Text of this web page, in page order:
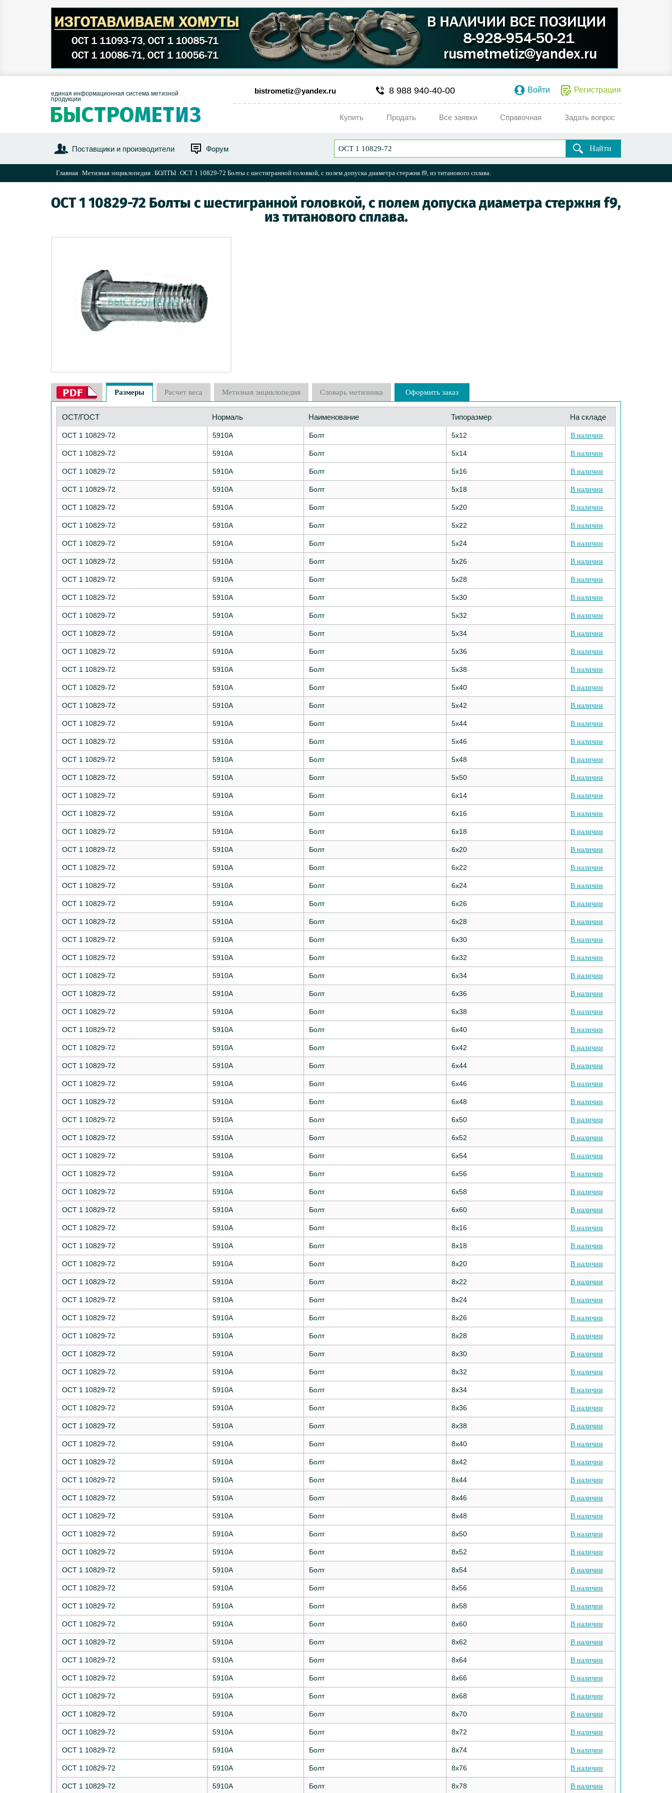
единая информационная система метизной
продукции
bistrometiz@yandex.ru 8 988 940-40-00 Войти Регистрация
Купить Продать Все заявки Справочная Задать вопрос
Поставщики и производители Форум Найти
Главная Метизная энциклопедия БОЛТЫ ОСТ 1 10829-72 Болты с шестигранной головкой, с полем допуска диаметра стержня f9, из титанового сплава.
ОСТ 1 10829-72 Болты с шестигранной головкой, с полем допуска диаметра стержня f9,
из титанового сплава.
Размеры Расчет веса Метизная энциклопедия Словарь метизника Оформить заказ
ОСТ/ГОСТ Нормаль Наименование Типоразмер На складе
ОСТ 1 10829-72 5910А Болт 5х12 В наличии
ОСТ 1 10829-72 5910А Болт 5х14 В наличии
ОСТ 1 10829-72 5910А Болт 5х16 В наличии
ОСТ 1 10829-72 5910А Болт 5х18 В наличии
ОСТ 1 10829-72 5910А Болт 5х20 В наличии
ОСТ 1 10829-72 5910А Болт 5х22 В наличии
ОСТ 1 10829-72 5910А Болт 5х24 В наличии
ОСТ 1 10829-72 5910А Болт 5х26 В наличии
ОСТ 1 10829-72 5910А Болт 5х28 В наличии
ОСТ 1 10829-72 5910А Болт 5х30 В наличии
ОСТ 1 10829-72 5910А Болт 5х32 В наличии
ОСТ 1 10829-72 5910А Болт 5х34 В наличии
ОСТ 1 10829-72 5910А Болт 5х36 В наличии
ОСТ 1 10829-72 5910А Болт 5х38 В наличии
ОСТ 1 10829-72 5910А Болт 5х40 В наличии
ОСТ 1 10829-72 5910А Болт 5х42 В наличии
ОСТ 1 10829-72 5910А Болт 5х44 В наличии
ОСТ 1 10829-72 5910А Болт 5х46 В наличии
ОСТ 1 10829-72 5910А Болт 5х48 В наличии
ОСТ 1 10829-72 5910А Болт 5х50 В наличии
ОСТ 1 10829-72 5910А Болт 6х14 В наличии
ОСТ 1 10829-72 5910А Болт 6х16 В наличии
ОСТ 1 10829-72 5910А Болт 6х18 В наличии
ОСТ 1 10829-72 5910А Болт 6х20 В наличии
ОСТ 1 10829-72 5910А Болт 6х22 В наличии
ОСТ 1 10829-72 5910А Болт 6х24 В наличии
ОСТ 1 10829-72 5910А Болт 6х26 В наличии
ОСТ 1 10829-72 5910А Болт 6х28 В наличии
ОСТ 1 10829-72 5910А Болт 6х30 В наличии
ОСТ 1 10829-72 5910А Болт 6х32 В наличии
ОСТ 1 10829-72 5910А Болт 6х34 В наличии
ОСТ 1 10829-72 5910А Болт 6х36 В наличии
ОСТ 1 10829-72 5910А Болт 6х38 В наличии
ОСТ 1 10829-72 5910А Болт 6х40 В наличии
ОСТ 1 10829-72 5910А Болт 6х42 В наличии
ОСТ 1 10829-72 5910А Болт 6х44 В наличии
ОСТ 1 10829-72 5910А Болт 6х46 В наличии
ОСТ 1 10829-72 5910А Болт 6х48 В наличии
ОСТ 1 10829-72 5910А Болт 6х50 В наличии
ОСТ 1 10829-72 5910А Болт 6х52 В наличии
ОСТ 1 10829-72 5910А Болт 6х54 В наличии
ОСТ 1 10829-72 5910А Болт 6х56 В наличии
ОСТ 1 10829-72 5910А Болт 6х58 В наличии
ОСТ 1 10829-72 5910А Болт 6х60 В наличии
ОСТ 1 10829-72 5910А Болт 8х16 В наличии
ОСТ 1 10829-72 5910А Болт 8х18 В наличии
ОСТ 1 10829-72 5910А Болт 8х20 В наличии
ОСТ 1 10829-72 5910А Болт 8х22 В наличии
ОСТ 1 10829-72 5910А Болт 8х24 В наличии
ОСТ 1 10829-72 5910А Болт 8х26 В наличии
ОСТ 1 10829-72 5910А Болт 8х28 В наличии
ОСТ 1 10829-72 5910А Болт 8х30 В наличии
ОСТ 1 10829-72 5910А Болт 8х32 В наличии
ОСТ 1 10829-72 5910А Болт 8х34 В наличии
ОСТ 1 10829-72 5910А Болт 8х36 В наличии
ОСТ 1 10829-72 5910А Болт 8х38 В наличии
ОСТ 1 10829-72 5910А Болт 8х40 В наличии
ОСТ 1 10829-72 5910А Болт 8х42 В наличии
ОСТ 1 10829-72 5910А Болт 8х44 В наличии
ОСТ 1 10829-72 5910А Болт 8х46 В наличии
ОСТ 1 10829-72 5910А Болт 8х48 В наличии
ОСТ 1 10829-72 5910А Болт 8х50 В наличии
ОСТ 1 10829-72 5910А Болт 8х52 В наличии
ОСТ 1 10829-72 5910А Болт 8х54 В наличии
ОСТ 1 10829-72 5910А Болт 8х56 В наличии
ОСТ 1 10829-72 5910А Болт 8х58 В наличии
ОСТ 1 10829-72 5910А Болт 8х60 В наличии
ОСТ 1 10829-72 5910А Болт 8х62 В наличии
ОСТ 1 10829-72 5910А Болт 8х64 В наличии
ОСТ 1 10829-72 5910А Болт 8х66 В наличии
ОСТ 1 10829-72 5910А Болт 8х68 В наличии
ОСТ 1 10829-72 5910А Болт 8х70 В наличии
ОСТ 1 10829-72 5910А Болт 8х72 В наличии
ОСТ 1 10829-72 5910А Болт 8х74 В наличии
ОСТ 1 10829-72 5910А Болт 8х76 В наличии
ОСТ 1 10829-72 5910А Болт 8х78 В наличии